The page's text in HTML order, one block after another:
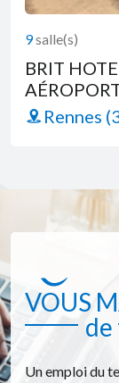
BRIT
9salle(s)
Rennes
VOUS
de
Un emploi du